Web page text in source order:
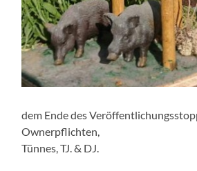
dem Ende des
Ownerpflichten,
Tünnes, TJ. & DJ.